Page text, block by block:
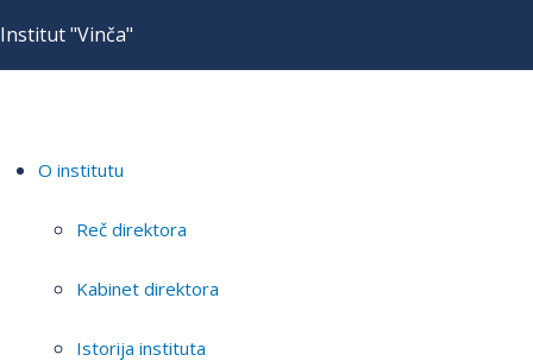
Institut "Vinča"
O institutu
Reč direktora
Kabinet direktora
Istorija instituta